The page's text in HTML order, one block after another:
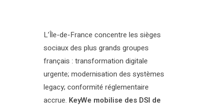
L’Île-de-France concentre les sièges
sociaux des plus grands groupes
français : transformation digitale
urgente; modernisation des systèmes
legacy; conformité réglementaire
accrue. KeyWe mobilise des DSI de